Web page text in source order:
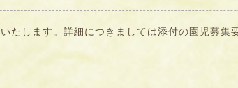
たします。詳細につきましては添付の園児募集